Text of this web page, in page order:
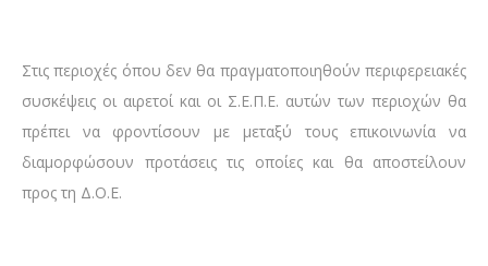
Στις περιοχές όπου δεν θα πραγματοποιηθούν περιφερειακές
συσκέψεις οι αιρετοί και οι Σ.Ε.Π.Ε. αυτών των περιοχών θα
πρέπει να φροντίσουν με μεταξύ τους επικοινωνία να
διαμορφώσουν προτάσεις τις οποίες και θα αποστείλουν
προς τη Δ.Ο.Ε.